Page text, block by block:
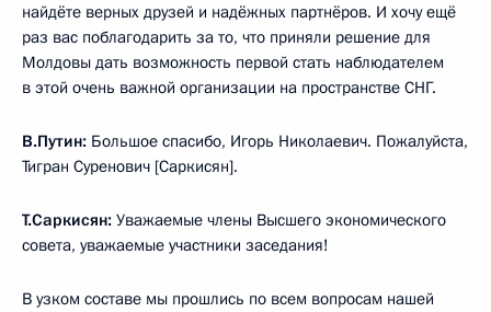
найдёте верных друзей и надёжных партнёров. И хочу ещё
раз вас поблагодарить за то, что приняли решение для
Молдовы дать возможность первой стать наблюдателем
в этой очень важной организации на пространстве СНГ.
В.Путин: Большое спасибо, Игорь Николаевич. Пожалуйста,
Тигран Суренович [Саркисян].
Т.Саркисян: Уважаемые члены Высшего экономического
совета, уважаемые участники заседания!
В узком составе мы прошлись по всем вопросам нашей